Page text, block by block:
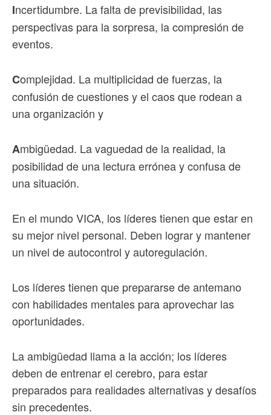
Incertidumbre. La falta de previsibilidad, las
perspectivas para la sorpresa, la compresión de
eventos.
Complejidad. La multiplicidad de fuerzas, la
confusión de cuestiones y el caos que rodean a
una organización y
Ambigüedad. La vaguedad de la realidad, la
posibilidad de una lectura errónea y confusa de
una situación.
En el mundo VICA, los líderes tienen que estar en
su mejor nivel personal. Deben lograr y mantener
un nivel de autocontrol y autoregulación.
Los líderes tienen que prepararse de antemano
con habilidades mentales para aprovechar las
oportunidades.
La ambigüedad llama a la acción; los líderes
deben de entrenar el cerebro, para estar
preparados para realidades alternativas y desafíos
sin precedentes.